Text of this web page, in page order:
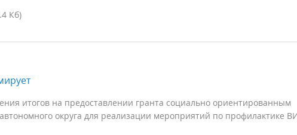
Кб)
итогов на предоставлении гранта социально ориентированным
округа для реализации мероприятий по профилактике